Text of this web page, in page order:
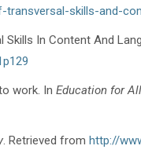
skills-and-
In Content And
work. In Education for
. Retrieved from http://